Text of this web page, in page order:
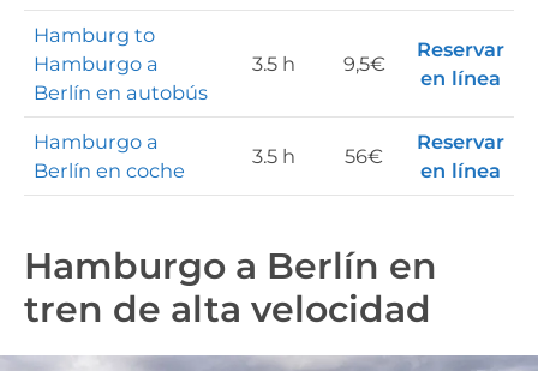
Hamburg to
Hamburgo a
Berlín en autobús
3.5 h 9,5€
Reservar
en línea
Hamburgo a
Berlín en coche
3.5 h 56€
Reservar
en línea
Hamburgo a Berlín en
tren de alta velocidad